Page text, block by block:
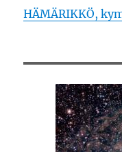
HÄMÄRIKKÖ,